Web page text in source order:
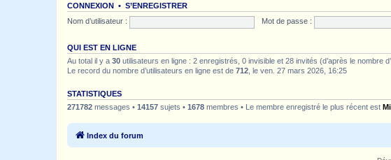
CONNEXION • S’ENREGISTRER
Nom d’utilisateur :
Mot de passe :
QUI EST EN LIGNE
Au total il y a 30 utilisateurs en ligne : 2 enregistrés, 0 invisible et 28 invités (d’après le nombre
Le record du nombre d’utilisateurs en ligne est de 712 , le ven. 27 mars 2026, 16:25
STATISTIQUES
271782 messages • 14157 sujets • 1678 membres • Le membre enregistré le plus récent est
Index du forum